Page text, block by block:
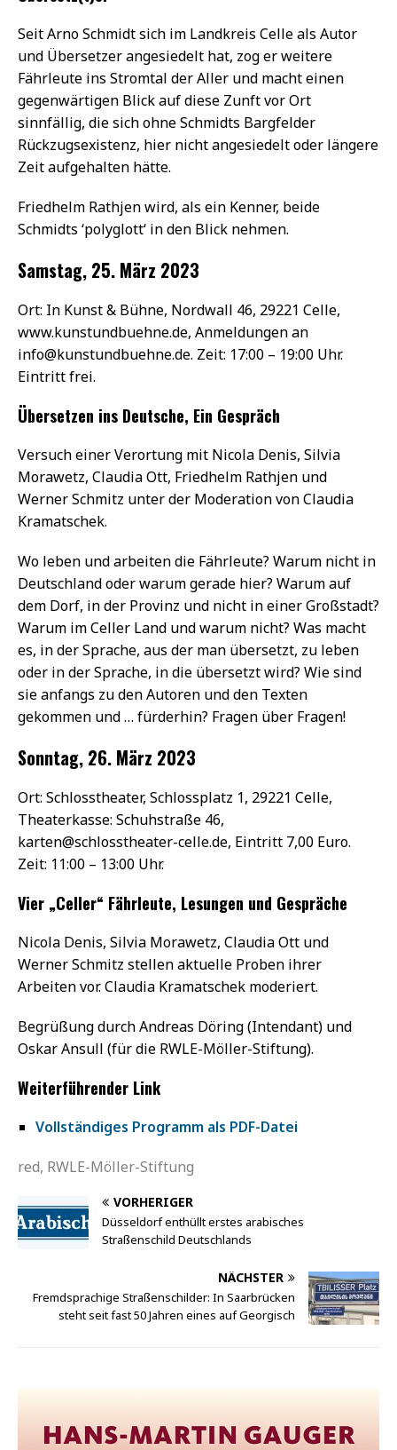
Seit Arno Schmidt sich im Landkreis Celle als Autor
und Übersetzer angesiedelt hat, zog er weitere
Fährleute ins Stromtal der Aller und macht einen
gegenwärtigen Blick auf diese Zunft vor Ort
sinnfällig, die sich ohne Schmidts Bargfelder
Rückzugsexistenz, hier nicht angesiedelt oder längere
Zeit aufgehalten hätte.
Friedhelm Rathjen wird, als ein Kenner, beide
Schmidts ‘polyglott‘ in den Blick nehmen.
Samstag, 25. März 2023
Ort: In Kunst & Bühne, Nordwall 46, 29221 Celle,
www.kunstundbuehne.de, Anmeldungen an
info@kunstundbuehne.de. Zeit: 17:00 – 19:00 Uhr.
Eintritt frei.
Übersetzen ins Deutsche, Ein Gespräch
Versuch einer Verortung mit Nicola Denis, Silvia
Morawetz, Claudia Ott, Friedhelm Rathjen und
Werner Schmitz unter der Moderation von Claudia
Kramatschek.
Wo leben und arbeiten die Fährleute? Warum nicht in
Deutschland oder warum gerade hier? Warum auf
dem Dorf, in der Provinz und nicht in einer Großstadt?
Warum im Celler Land und warum nicht? Was macht
es, in der Sprache, aus der man übersetzt, zu leben
oder in der Sprache, in die übersetzt wird? Wie sind
sie anfangs zu den Autoren und den Texten
gekommen und … fürderhin? Fragen über Fragen!
Sonntag, 26. März 2023
Ort: Schlosstheater, Schlossplatz 1, 29221 Celle,
Theaterkasse: Schuhstraße 46,
karten@schlosstheater-celle.de, Eintritt 7,00 Euro.
Zeit: 11:00 – 13:00 Uhr.
Vier „Celler“ Fährleute, Lesungen und Gespräche
Nicola Denis, Silvia Morawetz, Claudia Ott und
Werner Schmitz stellen aktuelle Proben ihrer
Arbeiten vor. Claudia Kramatschek moderiert.
Begrüßung durch Andreas Döring (Intendant) und
Oskar Ansull (für die RWLE-Möller-Stiftung).
Weiterführender Link
Vollständiges Programm als PDF-Datei
red, RWLE-Möller-Stiftung
VORHERIGER
Düsseldorf enthüllt erstes arabisches
Straßenschild Deutschlands
NÄCHSTER
Fremdsprachige Straßenschilder: In Saarbrücken
steht seit fast 50 Jahren eines auf Georgisch